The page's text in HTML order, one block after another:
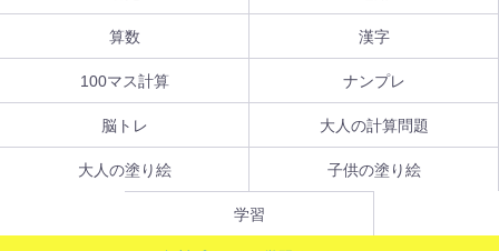
算数 漢字
100マス計算 ナンプレ
脳トレ 大人の計算問題
大人の塗り絵 子供の塗り絵
学習